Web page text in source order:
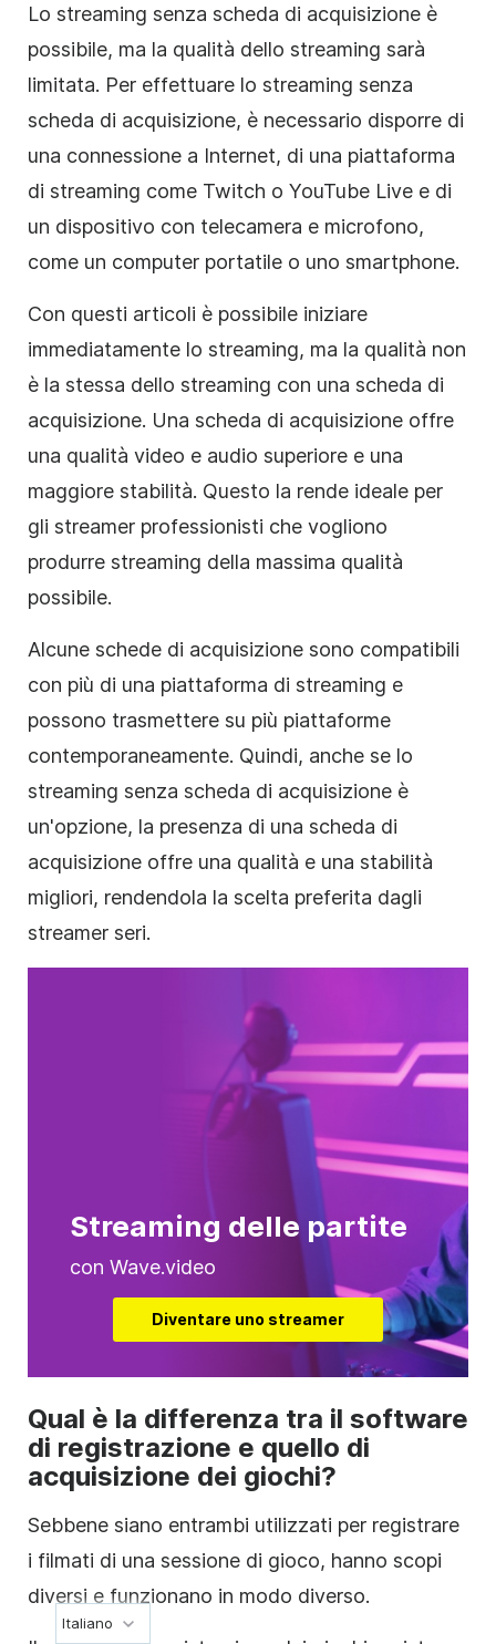
Lo streaming senza scheda di acquisizione è
possibile, ma la qualità dello streaming sarà
limitata. Per effettuare lo streaming senza
scheda di acquisizione, è necessario disporre di
una connessione a Internet, di una piattaforma
di streaming come Twitch o YouTube Live e di
un dispositivo con telecamera e microfono,
come un computer portatile o uno smartphone.
Con questi articoli è possibile iniziare
immediatamente lo streaming, ma la qualità non
è la stessa dello streaming con una scheda di
acquisizione. Una scheda di acquisizione offre
una qualità video e audio superiore e una
maggiore stabilità. Questo la rende ideale per
gli streamer professionisti che vogliono
produrre streaming della massima qualità
possibile.
Alcune schede di acquisizione sono compatibili
con più di una piattaforma di streaming e
possono trasmettere su più piattaforme
contemporaneamente. Quindi, anche se lo
streaming senza scheda di acquisizione è
un'opzione, la presenza di una scheda di
acquisizione offre una qualità e una stabilità
migliori, rendendola la scelta preferita dagli
streamer seri.
Streaming delle partite
con Wave.video
Diventare uno streamer
Qual è la differenza tra il software
di registrazione e quello di
acquisizione dei giochi?
Sebbene siano entrambi utilizzati per registrare
i filmati di una sessione di gioco, hanno scopi
diversi e funzionano in modo diverso.
Italiano